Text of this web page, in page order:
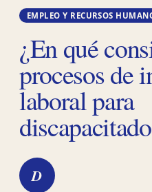
EMPLEO Y RECURSOS
¿En qué
procesos de
laboral para
D